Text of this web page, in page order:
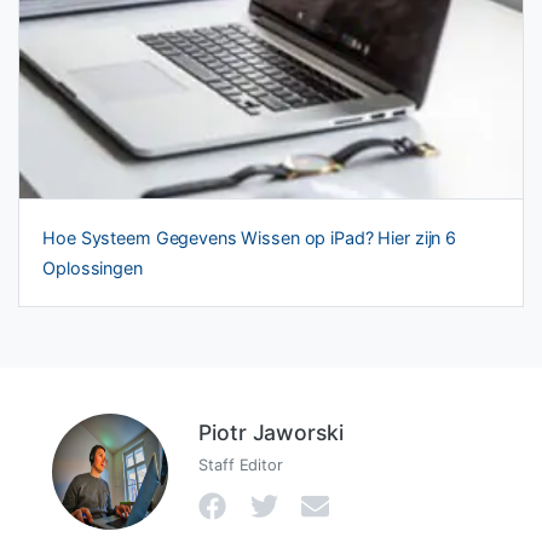
Hoe Systeem Gegevens Wissen op iPad? Hier zijn 6
Oplossingen
Piotr Jaworski
Staff Editor